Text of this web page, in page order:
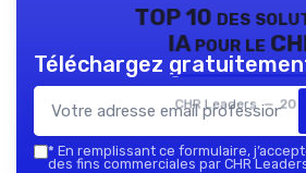
TOP 10 des
IA pour le
CHR Leaders — 2026
Téléchargez
* En remplissant ce formulaire,
des fins commerciales par CHR